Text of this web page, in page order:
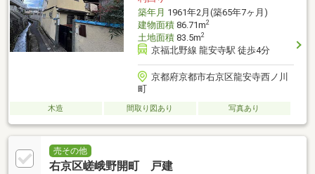
築年月 1961年2月(築65年7ヶ月)
建物面積86.71m2
土地面積83.5m2
京福北野線 龍安寺駅 徒歩4分
京都府京都市右京区龍安寺西ノ川
町
木造 間取り図あり 写真あり
売その他
右京区嵯峨野開町 戸建